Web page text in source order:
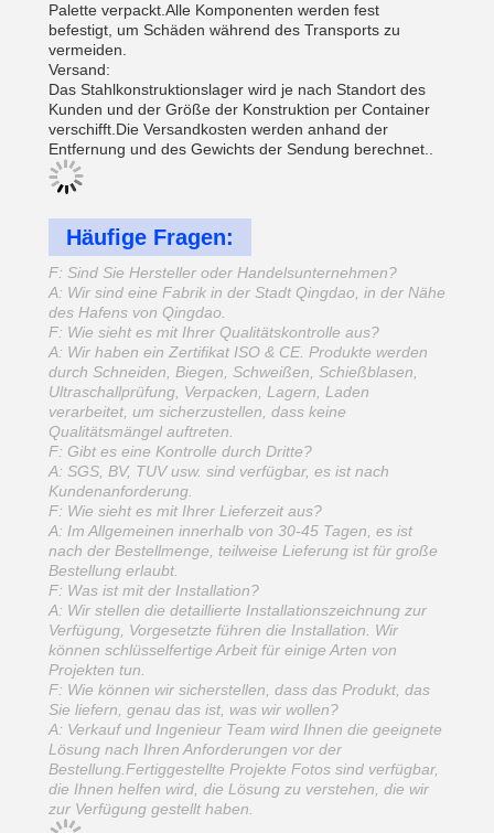
Palette verpackt.Alle Komponenten werden fest
befestigt, um Schäden während des Transports zu
vermeiden.
Versand:
Das Stahlkonstruktionslager wird je nach Standort des
Kunden und der Größe der Konstruktion per Container
verschifft.Die Versandkosten werden anhand der
Entfernung und des Gewichts der Sendung berechnet..
Häufige Fragen:
F: Sind Sie Hersteller oder Handelsunternehmen?
A: Wir sind eine Fabrik in der Stadt Qingdao, in der Nähe
des Hafens von Qingdao.
F: Wie sieht es mit Ihrer Qualitätskontrolle aus?
A: Wir haben ein Zertifikat ISO & CE. Produkte werden
durch Schneiden, Biegen, Schweißen, Schießblasen,
Ultraschallprüfung, Verpacken, Lagern, Laden
verarbeitet, um sicherzustellen, dass keine
Qualitätsmängel auftreten.
F: Gibt es eine Kontrolle durch Dritte?
A: SGS, BV, TUV usw. sind verfügbar, es ist nach
Kundenanforderung.
F: Wie sieht es mit Ihrer Lieferzeit aus?
A: Im Allgemeinen innerhalb von 30-45 Tagen, es ist
nach der Bestellmenge, teilweise Lieferung ist für große
Bestellung erlaubt.
F: Was ist mit der Installation?
A: Wir stellen die detaillierte Installationszeichnung zur
Verfügung, Vorgesetzte führen die Installation. Wir
können schlüsselfertige Arbeit für einige Arten von
Projekten tun.
F: Wie können wir sicherstellen, dass das Produkt, das
Sie liefern, genau das ist, was wir wollen?
A: Verkauf und Ingenieur Team wird Ihnen die geeignete
Lösung nach Ihren Anforderungen vor der
Bestellung.Fertiggestellte Projekte Fotos sind verfügbar,
die Ihnen helfen wird, die Lösung zu verstehen, die wir
zur Verfügung gestellt haben.